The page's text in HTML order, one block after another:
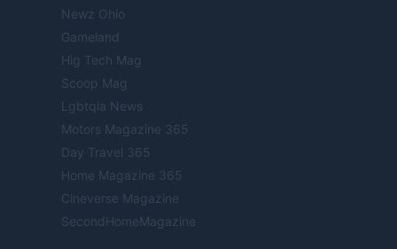
Newz Ohio
Gameland
Hig Tech Mag
Scoop Mag
Lgbtqia News
Motors Magazine 365
Day Travel 365
Home Magazine 365
Cineverse Magazine
SecondHomeMagazine